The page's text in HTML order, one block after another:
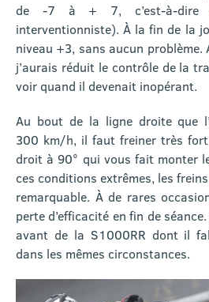
de -7 à + 7, c’est-à-dire
interventionniste). À la fin de la
niveau +3, sans aucun problème.
j’aurais réduit le contrôle de la
voir quand il devenait inopérant.
Au bout de la ligne droite que
300 km/h, il faut freiner très
droit à 90° qui vous fait monter
ces conditions extrêmes, les
remarquable. À de rares
perte d’efficacité en fin de
avant de la S1000RR dont il
dans les mêmes circonstances.